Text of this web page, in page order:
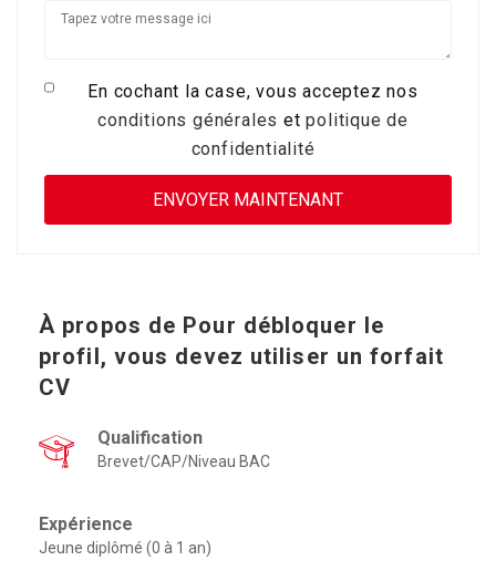
En cochant la case, vous acceptez nos
conditions générales etpolitique de
confidentialité
À propos de Pour débloquer le
profil, vous devez utiliser un forfait
CV
Qualification
Brevet/CAP/Niveau BAC
Expérience
Jeune diplômé (0 à 1 an)